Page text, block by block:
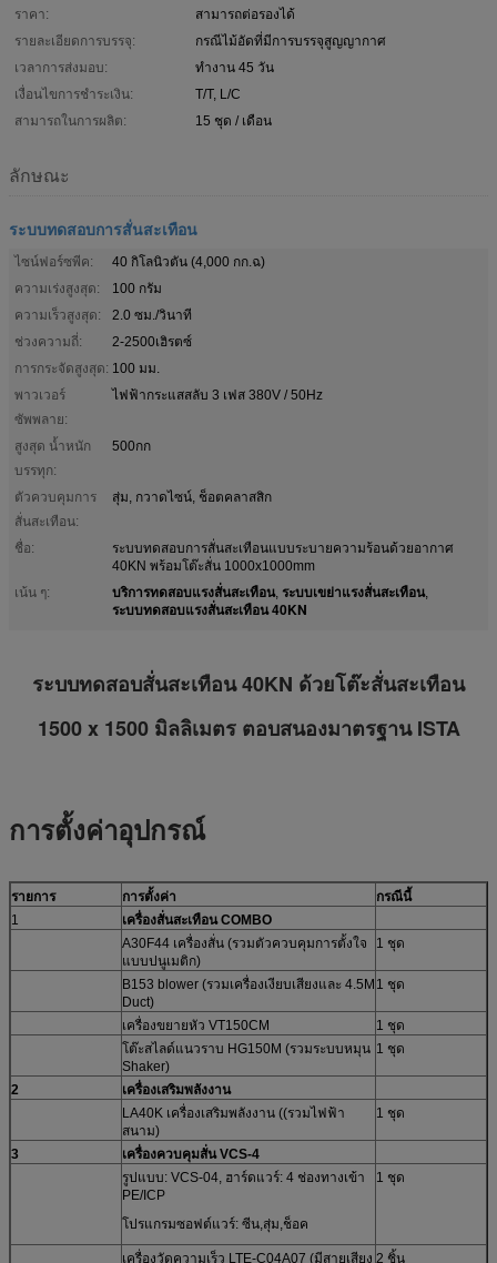
ราคา:
สามารถต่อรองได้
รายละเอียดการบรรจุ:
กรณีไม้อัดที่มีการบรรจุสูญญากาศ
เวลาการส่งมอบ:
ทำงาน 45 วัน
เงื่อนไขการชำระเงิน:
T/T, L/C
สามารถในการผลิต:
15 ชุด / เดือน
ลักษณะ
ระบบทดสอบการสั่นสะเทือน
ไซน์ฟอร์ซพีค:
40 กิโลนิวตัน (4,000 กก.ฉ)
ความเร่งสูงสุด:
100 กรัม
ความเร็วสูงสุด:
2.0 ซม./วินาที
ช่วงความถี่:
2-2500เฮิรตซ์
การกระจัดสูงสุด: 100 มม.
พาวเวอร์
ซัพพลาย:
ไฟฟ้ากระแสสลับ 3 เฟส 380V / 50Hz
สูงสุด น้ำหนัก
บรรทุก:
500กก
ตัวควบคุมการ
สั่นสะเทือน:
สุ่ม, กวาดไซน์, ช็อตคลาสสิก
ชื่อ:
ระบบทดสอบการสั่นสะเทือนแบบระบายความร้อนด้วยอากาศ
40KN พร้อมโต๊ะสั่น 1000x1000mm
เน้น ๆ:
บริการทดสอบแรงสั่นสะเทือน, ระบบเขย่าแรงสั่นสะเทือน,
ระบบทดสอบแรงสั่นสะเทือน 40KN
ระบบทดสอบสั่นสะเทือน 40KN ด้วยโต๊ะสั่นสะเทือน
1500 x 1500 มิลลิเมตร ตอบสนองมาตรฐาน ISTA
การตั้งค่าอุปกรณ์
รายการ การตั้งค่า
กรณีนี้
1
เครื่องสั่นสะเทือน COMBO
A30F44 เครื่องสั่น (รวมตัวควบคุมการตั้งใจ
แบบปนูเมติก)
1 ชุด
B153 blower (รวมเครื่องเงียบเสียงและ 4.5M
Duct)
1 ชุด
เครื่องขยายหัว VT150CM
1 ชุด
โต๊ะสไลด์แนวราบ HG150M (รวมระบบหมุน
Shaker)
1 ชุด
2
เครื่องเสริมพลังงาน
LA40K เครื่องเสริมพลังงาน ((รวมไฟฟ้า
สนาม)
1 ชุด
3
เครื่องควบคุมสั่น VCS-4
รูปแบบ: VCS-04, ฮาร์ดแวร์: 4 ช่องทางเข้า
PE/ICP
โปรแกรมซอฟต์แวร์: ซีน,สุ่ม,ช็อค
1 ชุด
เครื่องวัดความเร็ว LTE-C04A07 (มีสายเสียง 2 ชิ้น